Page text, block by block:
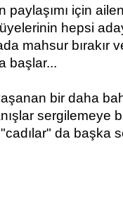
paylaşımı için
hepsi
mahsur bırakır
başlar...
bir daha
sergilemeye
da başka